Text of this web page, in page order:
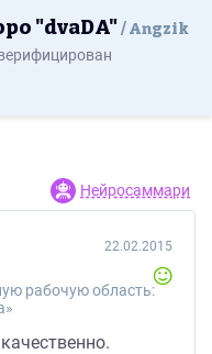
"dvaDA" Angzik
Нейросаммари
рабочую область:
22.02.2015